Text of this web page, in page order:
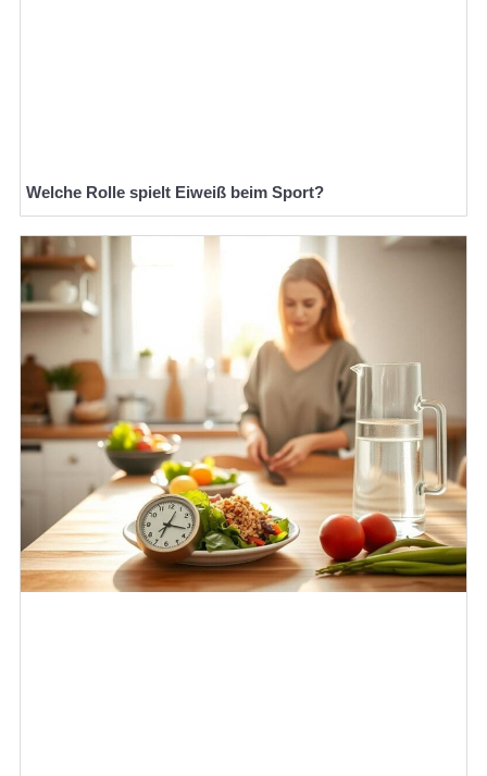
Welche Rolle spielt Eiweiß beim Sport?